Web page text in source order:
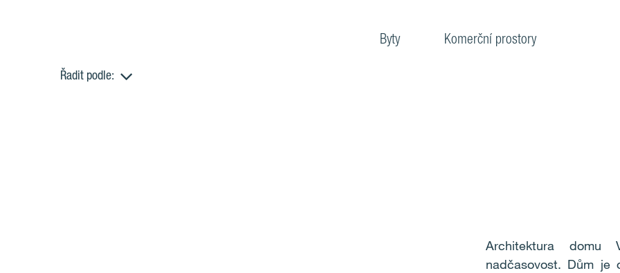
Byty Komerční prostory
Řadit podle:
Architektura domu
nadčasovost. Dům